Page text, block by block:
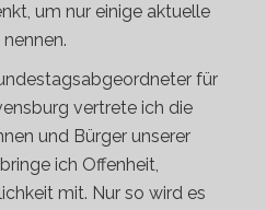
um nur einige aktuelle
für
vertrete ich die
und Bürger unserer
ich Offenheit,
mit. Nur so wird es